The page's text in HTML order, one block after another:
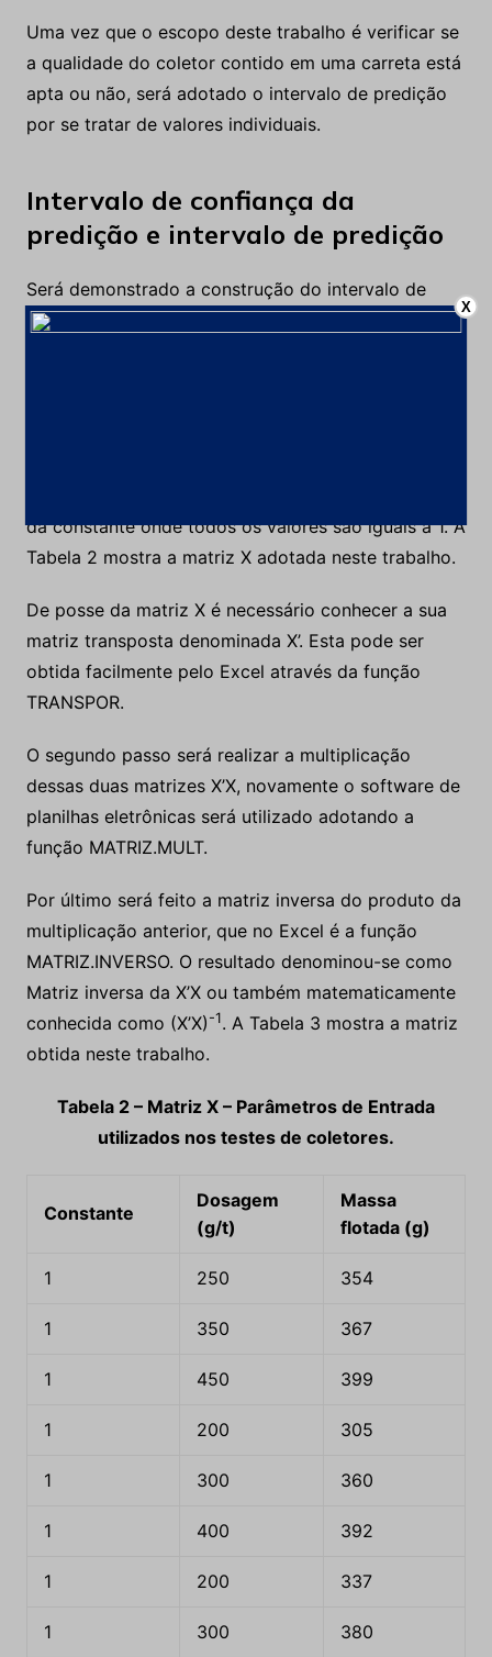
Uma vez que o escopo deste trabalho é verificar se
a qualidade do coletor contido em uma carreta está
apta ou não, será adotado o intervalo de predição
por se tratar de valores individuais.
Intervalo de confiança da
predição e intervalo de predição
Será demonstrado a construção do intervalo de
confiança da predição de um ponto particular e
da constante onde todos os valores são iguais a 1. A
Tabela 2 mostra a matriz X adotada neste trabalho.
De posse da matriz X é necessário conhecer a sua
matriz transposta denominada X’. Esta pode ser
obtida facilmente pelo Excel através da função
TRANSPOR.
O segundo passo será realizar a multiplicação
dessas duas matrizes X’X, novamente o software de
planilhas eletrônicas será utilizado adotando a
função MATRIZ.MULT.
Por último será feito a matriz inversa do produto da
multiplicação anterior, que no Excel é a função
MATRIZ.INVERSO. O resultado denominou-se como
Matriz inversa da X’X ou também matematicamente
conhecida como (X’X) -1. A Tabela 3 mostra a matriz
obtida neste trabalho.
Tabela 2 – Matriz X – Parâmetros de Entrada
utilizados nos testes de coletores.
Constante
Dosagem
(g/t)
Massa
flotada (g)
1 250 354
1 350 367
1 450 399
1 200 305
1 300 360
1 400 392
1 200 337
1 300 380
X